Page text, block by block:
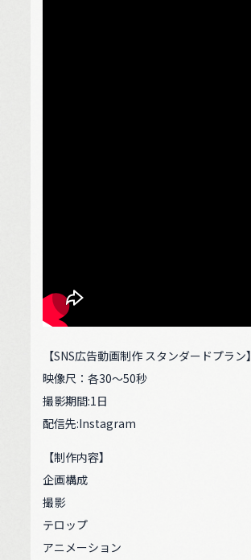
【SNS広告動画制作 スタンダードプラン】
映像尺：各30〜50秒
撮影期間:1日
配信先:Instagram
【制作内容】
企画構成
撮影
テロップ
アニメーション